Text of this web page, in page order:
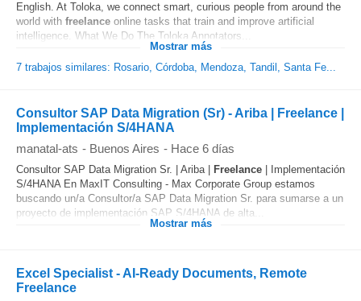
English. At Toloka, we connect smart, curious people from around the
world with freelance online tasks that train and improve artificial
intelligence. What We Do The Toloka Annotators...
Mostrar más
7 trabajos similares: Rosario, Córdoba, Mendoza, Tandil, Santa Fe...
Consultor SAP Data Migration (Sr) - Ariba | Freelance |
Implementación S/4HANA
manatal-ats - Buenos Aires - Hace 6 días
Consultor SAP Data Migration Sr. | Ariba | Freelance | Implementación
S/4HANA En MaxIT Consulting - Max Corporate Group estamos
buscando un/a Consultor/a SAP Data Migration Sr. para sumarse a un
proyecto de implementación SAP S/4HANA de alta...
Mostrar más
Excel Specialist - AI-Ready Documents, Remote
Freelance